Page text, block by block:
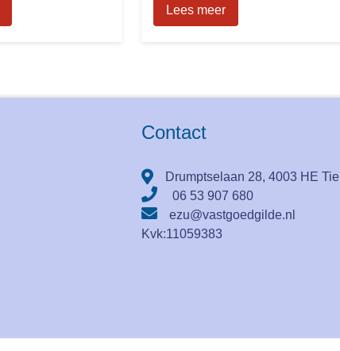
Lees meer
Contact
Drumptselaan 28, 4003 HE Tiel
06 53 907 680
ezu@vastgoedgilde.nl
Kvk:11059383